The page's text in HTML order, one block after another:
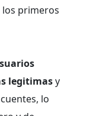
los primeros
legitimasy
lo